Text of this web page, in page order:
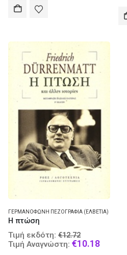
ΓΕΡΜΑΝΌΦΩΝΗ ΠΕΖΟΓΡΑΦΊΑ (ΕΛΒΕΤΊΑ)
Η πτώση
Τιμή εκδότη: €12.72
price
Τιμή Αναγνώστη: €10.18Current